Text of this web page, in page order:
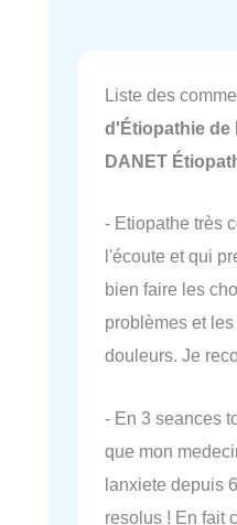
Liste des
d'Étiopathie de
DANET
- Etiopathe très
l'écoute et qui
bien faire les
problèmes et
douleurs. Je
- En 3 seances
que mon
lanxiete depuis
resolus ! En fait